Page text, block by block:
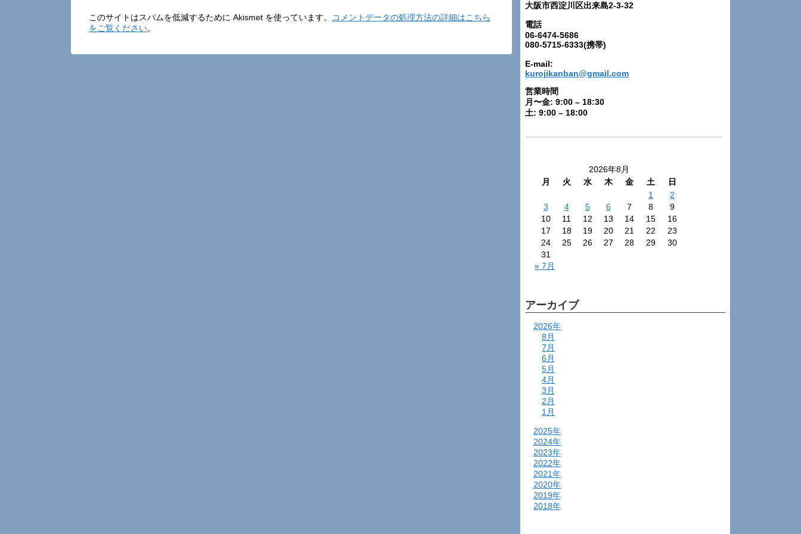
このサイトはスパムを低減するために Akismet を使っています。
コメントデータの処理方法の詳細はこちら
をご覧ください。
大阪市西淀川区出来島2-3-32
電話
06-6474-5686
080-5715-6333(携帯)
E-mail:
kurojikanban@gmail.com
営業時間
月〜金: 9:00 – 18:30
土: 9:00 – 18:00
2026年8月
月
火 水 木 金 土
日
1
2
3
4 5 6 7 8
9
10
11 12 13 14 15
16
17
18 19 20 21 22
23
24
25 26 27 28 29
30
31
« 7月
アーカイブ
2026年
8月
7月
6月
5月
4月
3月
2月
1月
2025年
2024年
2023年
2022年
2021年
2020年
2019年
2018年